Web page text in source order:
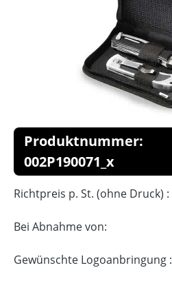
Produktnummer:
002P190071_x
Richtpreis p. St. (ohne Druck) :
Bei Abnahme von:
Gewünschte Logoanbringung :